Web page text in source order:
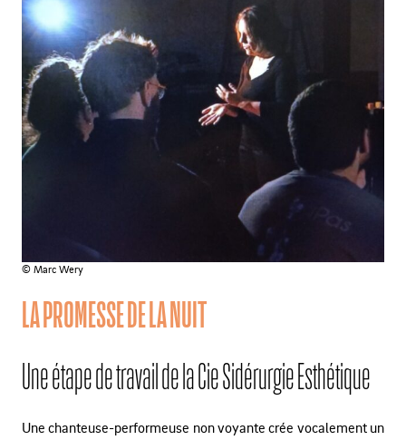
© Marc Wery
LA PROMESSE DE LA NUIT
Une étape de travail de la Cie Sidérurgie Esthétique
Une chanteuse-performeuse non voyante crée vocalement un